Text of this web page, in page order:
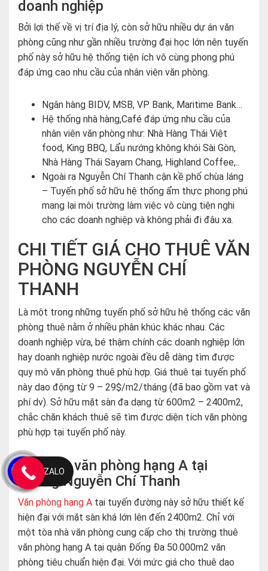
doanh nghiệp
Bởi lợi thế về vị trí địa lý, còn sở hữu nhiều dự án văn
phòng cũng như gần nhiều trường đại học lớn nên tuyến
phố này sở hữu hệ thống tiện ích vô cùng phong phú
đáp ứng cao nhu cầu của nhân viên văn phòng.
Ngân hàng BIDV, MSB, VP Bank, Maritime Bank…
Hệ thống nhà hàng,Café đáp ứng nhu cầu của
nhân viên văn phòng như: Nhà Hàng Thái Việt
food, King BBQ, Lẩu nướng không khói Sài Gòn,
Nhà Hàng Thái Sayam Chang, Highland Coffee,..
Ngoài ra Nguyễn Chí Thanh cận kề phố chùa láng
– Tuyến phố sở hữu hệ thống ẩm thực phong phú
mang lại môi trường làm việc vô cùng tiện nghi
cho các doanh nghiệp và không phải đi đâu xa.
CHI TIẾT GIÁ CHO THUÊ VĂN
PHÒNG NGUYỄN CHÍ
THANH
Là một trong những tuyến phố sở hữu hệ thống các văn
phòng thuê nằm ở nhiều phân khúc khác nhau. Các
doanh nghiệp vừa, bé thậm chính các doanh nghiệp lớn
hay doanh nghiệp nước ngoài đều dễ dàng tìm được
quy mô văn phòng thuê phù hợp. Giá thuê tại tuyến phố
này dao động từ 9 – 29$/m2/tháng (đã bao gồm vat và
phí dv). Sở hữu mặt sàn đa dạng từ 600m2 – 2400m2,
chắc chăn khách thuê sẽ tìm được diện tích văn phòng
phù hợp tại tuyến phố này.
Giá thuê văn phòng hạng A tại
đường Nguyễn Chí Thanh
Văn phòng hạng A tại tuyến đường này sở hữu thiết kế
hiện đại với mặt sàn khá lớn lên đến 2400m2. Chỉ với
một tòa nhà văn phòng cung cấp cho thị trường thuê
văn phòng hạng A tại quận Đống Đa 50.000m2 văn
phòng tiêu chuẩn hiện đại. Với mức giá cho thuê dao
ZALO